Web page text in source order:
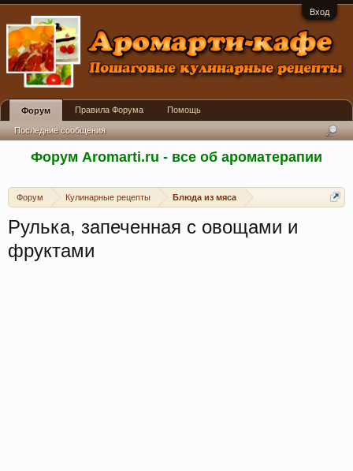
Вход
Форум Aromarti.ru - все об ароматерапии
Форум Кулинарные рецепты Блюда из мяса
Рулька, запеченная с овощами и
фруктами
Форум
Последние сообщения
Правила Форума Помощь